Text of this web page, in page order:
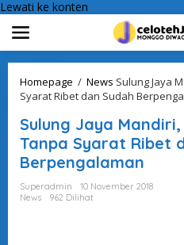
Lewati ke konten
Homepage / News Sulung Jaya
Syarat Ribet dan Sudah
Sulung Jaya
Tanpa Syarat Ribet
Berpengalaman
Superadmin
10 November 2018
News
962 Dilihat